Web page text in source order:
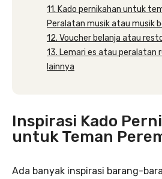
11. Kado pernikahan untuk
Peralatan musik atau musik
12. Voucher belanja atau
13. Lemari es atau peralatan
lainnya
Inspirasi Kado
untuk Teman
Ada banyak inspirasi barang-